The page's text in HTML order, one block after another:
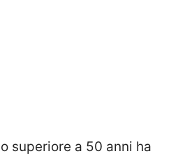
superiore a 50 anni ha